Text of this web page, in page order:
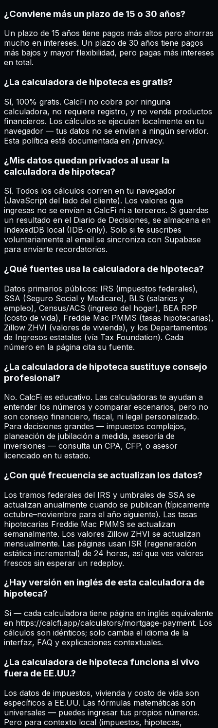
¿Conviene más un plazo de 15 o 30 años?
Un plazo de 15 años tiene pagos más altos pero ahorras
mucho en intereses. Un plazo de 30 años tiene pagos
más bajos y mayor flexibilidad, pero pagas más intereses
en total.
¿La calculadora de hipoteca es gratis?
Sí, 100% gratis. CalcFi no cobra por ninguna
calculadora, no requiere registro, y no vende productos
financieros. Los cálculos se ejecutan localmente en tu
navegador — tus datos no se envían a ningún servidor.
Esta política está documentada en /privacy.
¿Mis datos quedan privados al usar la
calculadora de hipoteca?
Sí. Todos los cálculos corren en tu navegador
(JavaScript del lado del cliente). Los valores que
ingresas no se envían a CalcFi ni a terceros. Si guardas
un resultado en el Diario de Decisiones, se almacena en
IndexedDB local (IDB-only). Solo si te suscribes
voluntariamente al email se sincroniza con Supabase
para enviarte recordatorios.
¿Qué fuentes usa la calculadora de hipoteca?
Datos primarios públicos: IRS (impuestos federales),
SSA (Seguro Social y Medicare), BLS (salarios y
empleo), Census/ACS (ingreso del hogar), BEA RPP
(costo de vida), Freddie Mac PMMS (tasas hipotecarias),
Zillow ZHVI (valores de vivienda), y los Departamentos
de Ingresos estatales (vía Tax Foundation). Cada
número en la página cita su fuente.
¿La calculadora de hipoteca sustituye consejo
profesional?
No. CalcFi es educativo. Las calculadoras te ayudan a
entender los números y comparar escenarios, pero no
son consejo financiero, fiscal, ni legal personalizado.
Para decisiones grandes — impuestos complejos,
planeación de jubilación a medida, asesoría de
inversiones — consulta un CPA, CFP, o asesor
licenciado en tu estado.
¿Con qué frecuencia se actualizan los datos?
Los tramos federales del IRS y umbrales de SSA se
actualizan anualmente cuando se publican (típicamente
octubre–noviembre para el año siguiente). Las tasas
hipotecarias Freddie Mac PMMS se actualizan
semanalmente. Los valores Zillow ZHVI se actualizan
mensualmente. Las páginas usan ISR (regeneración
estática incremental) de 24 horas, así que ves valores
frescos sin esperar un redeploy.
¿Hay versión en inglés de esta calculadora de
hipoteca?
Sí — cada calculadora tiene página en inglés equivalente
en https://calcfi.app/calculators/mortgage-payment. Los
cálculos son idénticos; solo cambia el idioma de la
interfaz, FAQ y explicaciones contextuales.
¿La calculadora de hipoteca funciona si vivo
fuera de EE.UU.?
Los datos de impuestos, vivienda y costo de vida son
específicos a EE.UU. Las fórmulas matemáticas son
universales — puedes ingresar tus propios números.
Pero para contexto local (impuestos, hipotecas,